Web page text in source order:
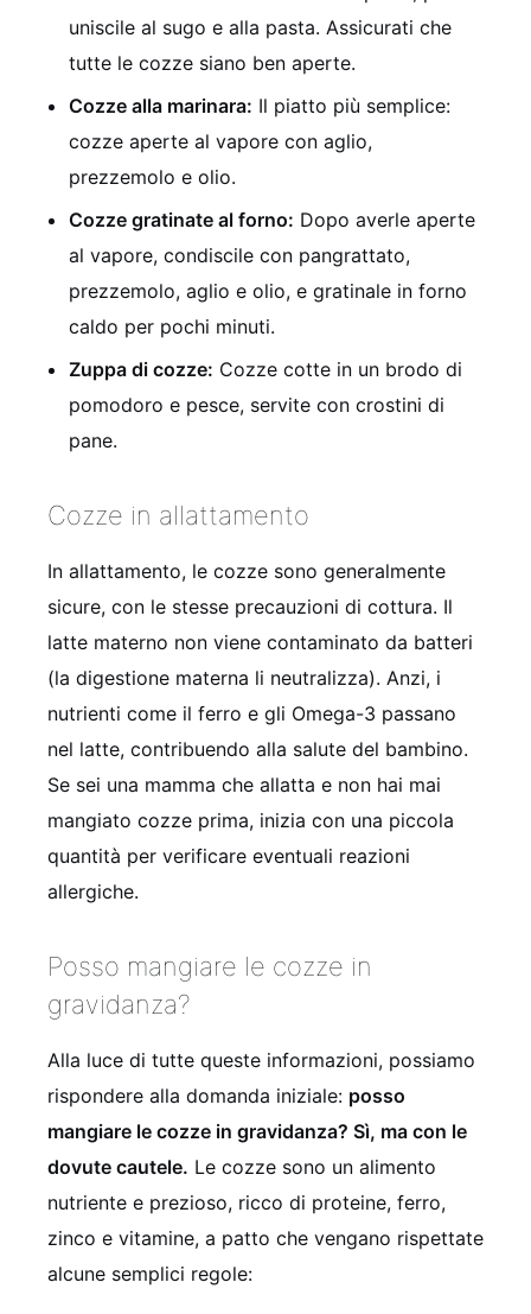
uniscile al sugo e alla pasta. Assicurati che
tutte le cozze siano ben aperte.
Cozze alla marinara: Il piatto più semplice:
cozze aperte al vapore con aglio,
prezzemolo e olio.
Cozze gratinate al forno: Dopo averle aperte
al vapore, condiscile con pangrattato,
prezzemolo, aglio e olio, e gratinale in forno
caldo per pochi minuti.
Zuppa di cozze: Cozze cotte in un brodo di
pomodoro e pesce, servite con crostini di
pane.
Cozze in allattamento
In allattamento, le cozze sono generalmente
sicure, con le stesse precauzioni di cottura. Il
latte materno non viene contaminato da batteri
(la digestione materna li neutralizza). Anzi, i
nutrienti come il ferro e gli Omega-3 passano
nel latte, contribuendo alla salute del bambino.
Se sei una mamma che allatta e non hai mai
mangiato cozze prima, inizia con una piccola
quantità per verificare eventuali reazioni
allergiche.
Posso mangiare le cozze in
gravidanza?
Alla luce di tutte queste informazioni, possiamo
rispondere alla domanda iniziale: posso
mangiare le cozze in gravidanza? Sì, ma con le
dovute cautele. Le cozze sono un alimento
nutriente e prezioso, ricco di proteine, ferro,
zinco e vitamine, a patto che vengano rispettate
alcune semplici regole: